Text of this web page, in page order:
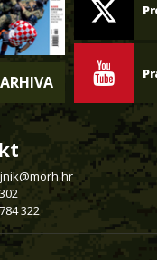
ARHIVA
322